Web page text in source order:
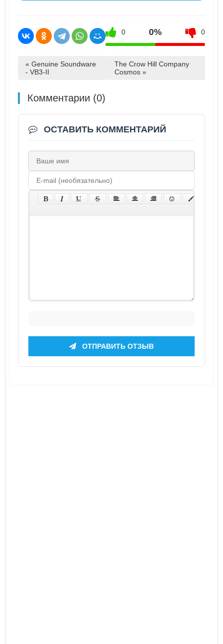
0 0% 0
« Genuine Soundware
- VB3-II
The Crow Hill Company
Cosmos »
Комментарии (0)
ОСТАВИТЬ КОММЕНТАРИЙ
ОТПРАВИТЬ ОТЗЫВ